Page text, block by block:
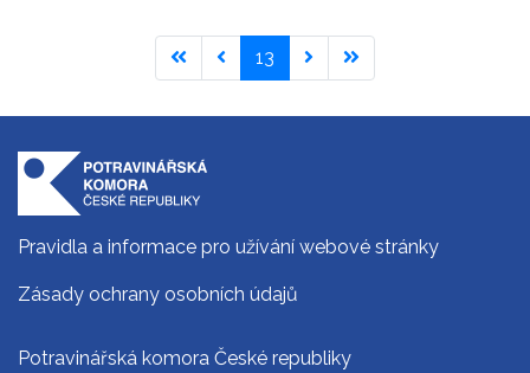
13
Pravidla a informace pro užívání webové stránky
Zásady ochrany osobních údajů
Potravinářská komora České republiky